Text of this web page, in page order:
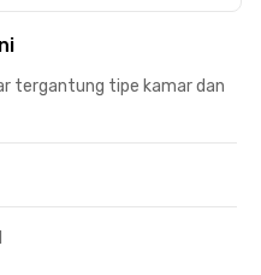
tergantung tipe kamar dan